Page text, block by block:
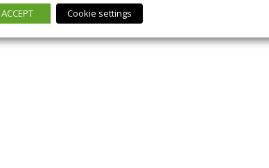
ACCEPT
Cookie settings